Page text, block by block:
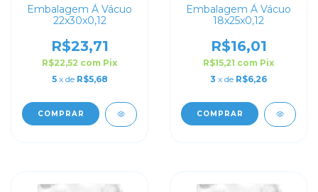
Embalagem Á Vácuo
22x30x0,12
R$23,71
R$22,52 com Pix
5 x de R$5,68
COMPRAR
Embalagem Á Vácuo
18x25x0,12
R$16,01
R$15,21 com Pix
3 x de R$6,26
COMPRAR